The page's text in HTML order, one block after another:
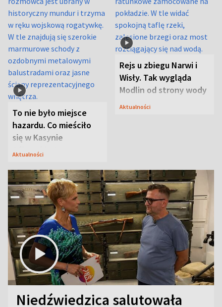
To nie było miejsce
hazardu. Co mieściło
się w Kasynie
Oficerskim?
Aktualności
Rejs u zbiegu Narwi i
Wisły. Tak wygląda
Modlin od strony wody
Aktualności
Niedźwiedzica salutowała